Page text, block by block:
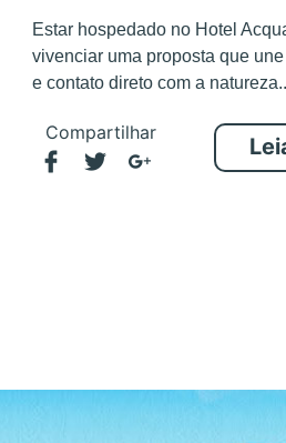
Estar hospedado no Hotel
vivenciar uma proposta que
e contato direto com a
Compartilhar